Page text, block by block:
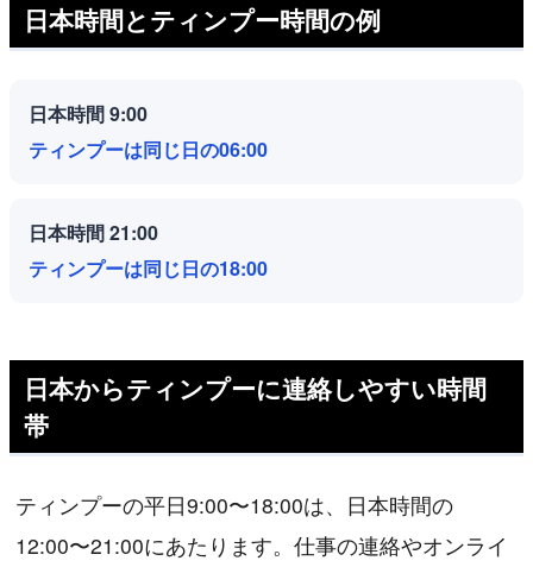
日本時間とティンプー時間の例
日本時間 9:00
ティンプーは同じ日の06:00
日本時間 21:00
ティンプーは同じ日の18:00
日本からティンプーに連絡しやすい時間
帯
ティンプーの平日9:00〜18:00は、日本時間の
12:00〜21:00にあたります。仕事の連絡やオンライ